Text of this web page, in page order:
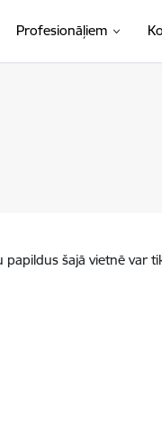
Profesionāļiem
šajā vietnē var